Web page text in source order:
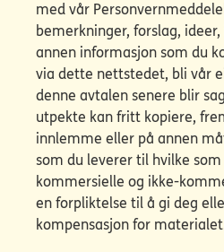
med vår
bemerkninger, forslag,
annen informasjon som du
via dette nettstedet, bli vår
denne avtalen senere blir
utpekte kan fritt kopiere,
innlemme eller på annen
som du leverer til hvilke
kommersielle og ikke-
en forpliktelse til å gi deg
kompensasjon for